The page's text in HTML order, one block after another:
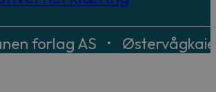
forlag AS •